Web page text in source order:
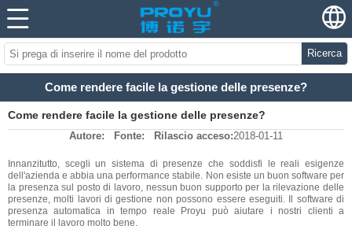
Ricerca
Come rendere facile la gestione delle presenze?
Come rendere facile la gestione delle presenze?
Autore: Fonte: Rilascio acceso:2018-01-11
Innanzitutto, scegli un sistema di presenze che soddisfi le reali esigenze
dell'azienda e abbia una performance stabile. Non esiste un buon software per
la presenza sul posto di lavoro, nessun buon supporto per la rilevazione delle
presenze, molti lavori di gestione non possono essere eseguiti. Il software di
presenza automatica in tempo reale Proyu può aiutare i nostri clienti a
terminare il lavoro molto bene.